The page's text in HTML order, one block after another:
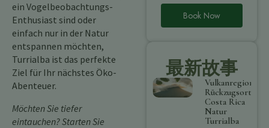
ein Vogelbeobachtungs-
Enthusiast sind oder
einfach nur in der Natur
entspannen möchten,
Turrialba ist das perfekte
Ziel für Ihr nächstes Öko-
Abenteuer.
Möchten Sie tiefer
eintauchen? Starten Sie
Book Now
最新故事
Vulkanregion
Rückzugsort
Costa Rica
Natur
Turrialba